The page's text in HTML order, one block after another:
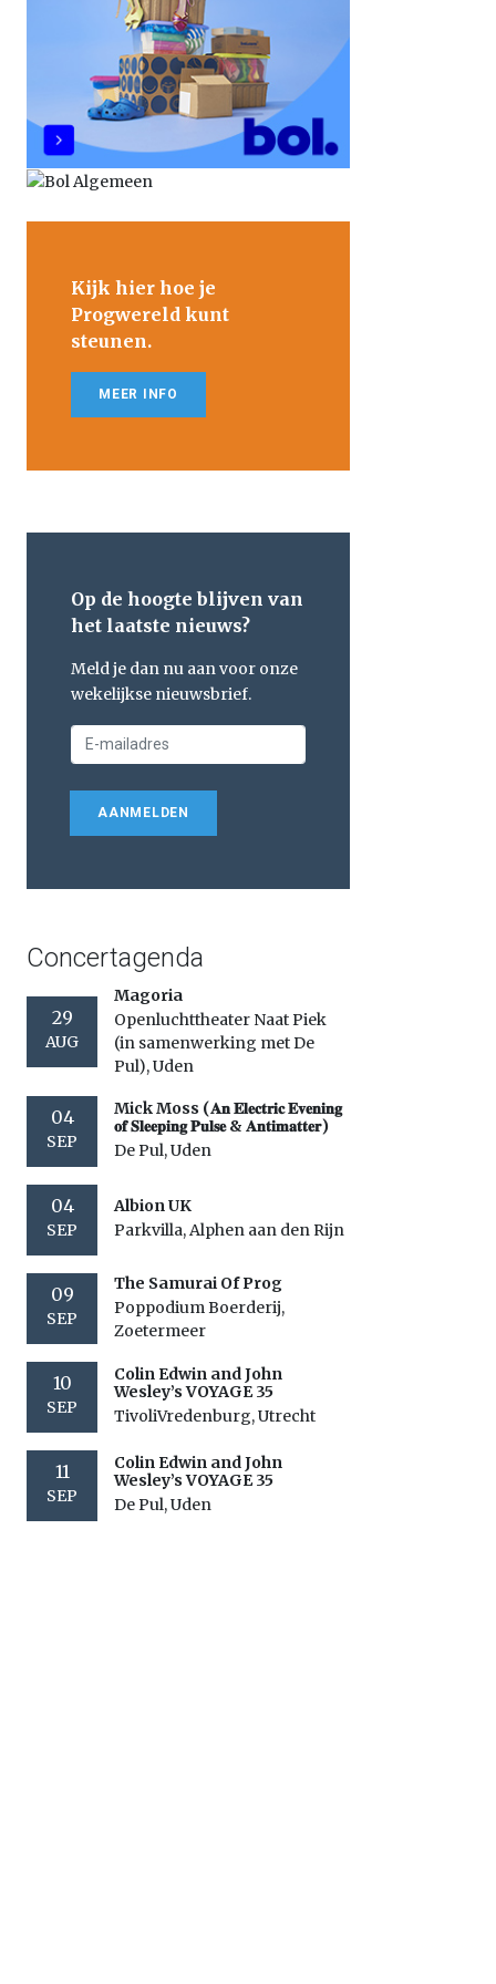
Kijk hier hoe je
Progwereld kunt
steunen.
MEER INFO
Op de hoogte blijven van
het laatste nieuws?
Meld je dan nu aan voor onze
wekelijkse nieuwsbrief.
AANMELDEN
Concertagenda
29
AUG
Magoria
Openluchttheater Naat Piek
(in samenwerking met De
Pul), Uden
04
SEP
Mick Moss (𝐀𝐧 𝐄𝐥𝐞𝐜𝐭𝐫𝐢𝐜 𝐄𝐯𝐞𝐧𝐢𝐧𝐠
𝐨𝐟 𝐒𝐥𝐞𝐞𝐩𝐢𝐧𝐠 𝐏𝐮𝐥𝐬𝐞 & 𝐀𝐧𝐭𝐢𝐦𝐚𝐭𝐭𝐞𝐫)
De Pul, Uden
04
SEP
Albion UK
Parkvilla, Alphen aan den Rijn
09
SEP
The Samurai Of Prog
Poppodium Boerderij,
Zoetermeer
10
SEP
Colin Edwin and John
Wesley’s VOYAGE 35
TivoliVredenburg, Utrecht
11
SEP
Colin Edwin and John
Wesley’s VOYAGE 35
De Pul, Uden